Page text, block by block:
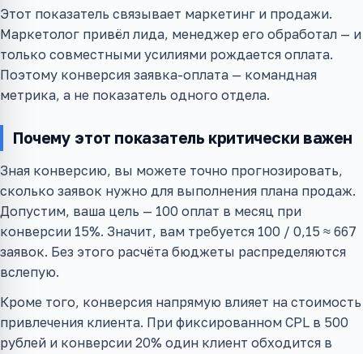
Этот показатель связывает маркетинг и продажи.
Маркетолог привёл лида, менеджер его обработал — и
только совместными усилиями рождается оплата.
Поэтому конверсия заявка-оплата — командная
метрика, а не показатель одного отдела.
Почему этот показатель критически важен
Зная конверсию, вы можете точно прогнозировать,
сколько заявок нужно для выполнения плана продаж.
Допустим, ваша цель — 100 оплат в месяц при
конверсии 15%. Значит, вам требуется 100 / 0,15 ≈ 667
заявок. Без этого расчёта бюджеты распределяются
вслепую.
Кроме того, конверсия напрямую влияет на стоимость
привлечения клиента. При фиксированном CPL в 500
рублей и конверсии 20% один клиент обходится в